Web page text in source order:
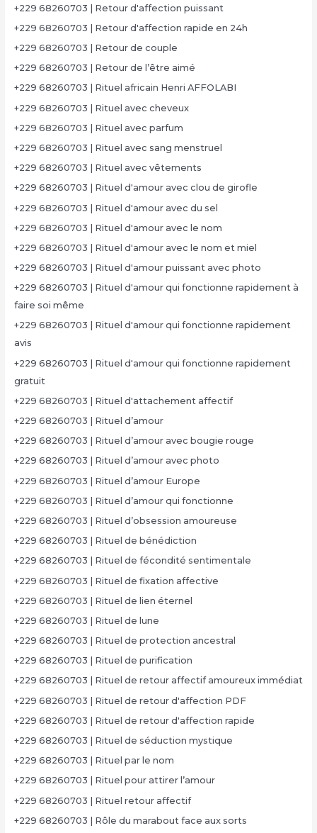
+229 68260703 | Retour d'affection puissant
+229 68260703 | Retour d'affection rapide en 24h
+229 68260703 | Retour de couple
+229 68260703 | Retour de l’être aimé
+229 68260703 | Rituel africain Henri AFFOLABI
+229 68260703 | Rituel avec cheveux
+229 68260703 | Rituel avec parfum
+229 68260703 | Rituel avec sang menstruel
+229 68260703 | Rituel avec vêtements
+229 68260703 | Rituel d'amour avec clou de girofle
+229 68260703 | Rituel d'amour avec du sel
+229 68260703 | Rituel d'amour avec le nom
+229 68260703 | Rituel d'amour avec le nom et miel
+229 68260703 | Rituel d'amour puissant avec photo
+229 68260703 | Rituel d'amour qui fonctionne rapidement à
faire soi même
+229 68260703 | Rituel d'amour qui fonctionne rapidement
avis
+229 68260703 | Rituel d'amour qui fonctionne rapidement
gratuit
+229 68260703 | Rituel d'attachement affectif
+229 68260703 | Rituel d’amour
+229 68260703 | Rituel d’amour avec bougie rouge
+229 68260703 | Rituel d’amour avec photo
+229 68260703 | Rituel d’amour Europe
+229 68260703 | Rituel d’amour qui fonctionne
+229 68260703 | Rituel d’obsession amoureuse
+229 68260703 | Rituel de bénédiction
+229 68260703 | Rituel de fécondité sentimentale
+229 68260703 | Rituel de fixation affective
+229 68260703 | Rituel de lien éternel
+229 68260703 | Rituel de lune
+229 68260703 | Rituel de protection ancestral
+229 68260703 | Rituel de purification
+229 68260703 | Rituel de retour affectif amoureux immédiat
+229 68260703 | Rituel de retour d'affection PDF
+229 68260703 | Rituel de retour d'affection rapide
+229 68260703 | Rituel de séduction mystique
+229 68260703 | Rituel par le nom
+229 68260703 | Rituel pour attirer l’amour
+229 68260703 | Rituel retour affectif
+229 68260703 | Rôle du marabout face aux sorts